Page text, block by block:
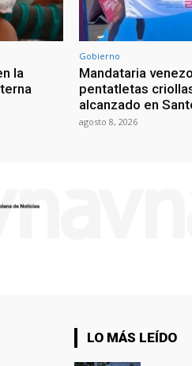
la
Gobierno
Mandataria
pentatletas
alcanzado en
agosto 8, 2026
LO MÁS LEÍDO